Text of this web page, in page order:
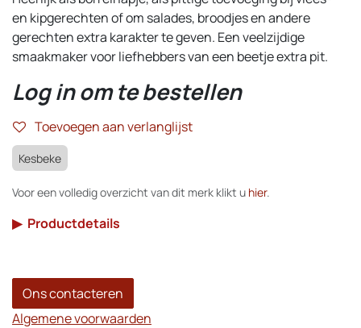
en kipgerechten of om salades, broodjes en andere
gerechten extra karakter te geven. Een veelzijdige
smaakmaker voor liefhebbers van een beetje extra pit.
Log in om te bestellen
Toevoegen aan verlanglijst
Kesbeke
Voor een volledig overzicht van dit merk klikt u hier.
▶ Productdetails
Ons contacteren
Algemene voorwaarden